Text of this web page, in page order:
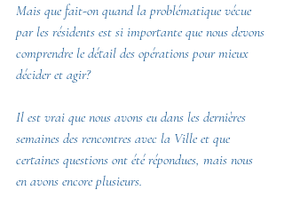
Mais que fait-on quand la problématique vécue
par les résidents est si importante que nous devons
comprendre le détail des opérations pour mieux
décider et agir?
Il est vrai que nous avons eu dans les dernières
semaines des rencontres avec la Ville et que
certaines questions ont été répondues, mais nous
en avons encore plusieurs.